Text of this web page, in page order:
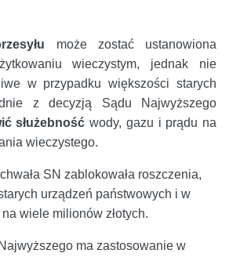
może zostać ustanowiona
wieczystym, jednak nie
w przypadku większości starych
z decyzją Sądu Najwyższego
służebność wody, gazu i prądu na
wieczystego.
SN zablokowała roszczenia,
urządzeń państwowych i w
wiele milionów złotych.
ma zastosowanie w